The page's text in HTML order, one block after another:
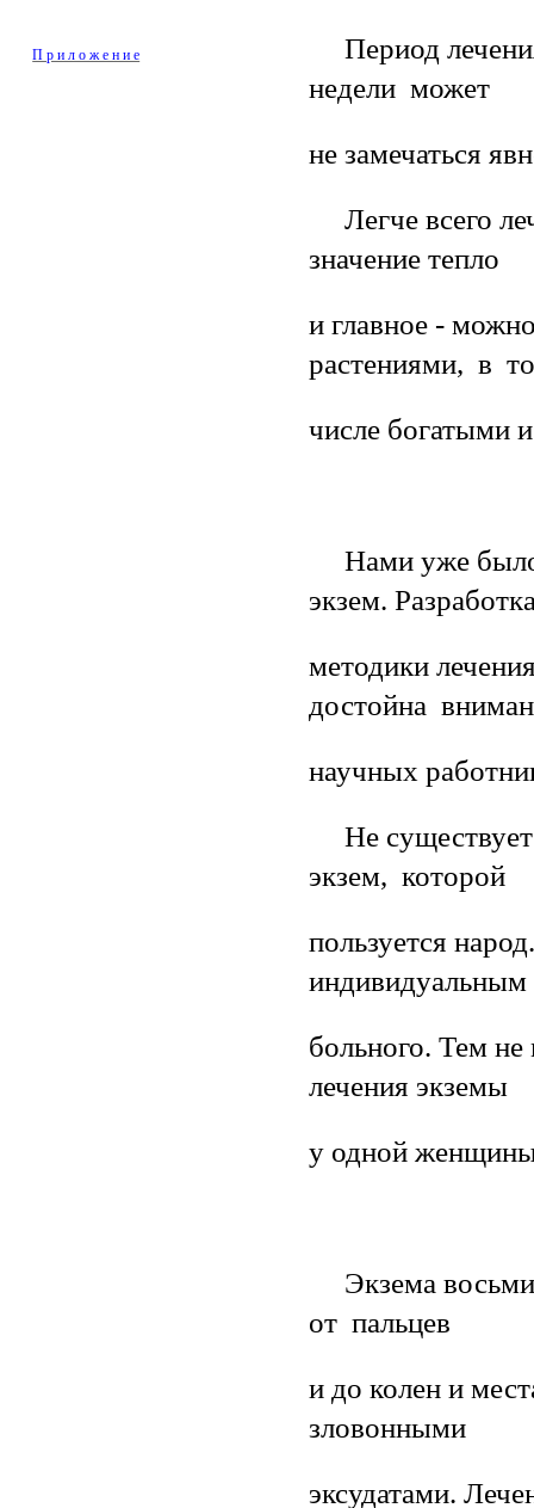
П р и л о ж е н и е
Период
недели может
не замечаться
Легче всего
значение тепло
и главное -
растениями, в
числе богатыми
Нами уже было
экзем.
методики
достойна
научных
Не существует
экзем, которой
пользуется
больного. Тем
лечения экземы
у одной
Экзема
от пальцев
и до колен и
зловонными
эксудатами.